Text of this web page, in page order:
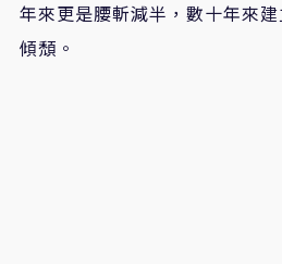
年來更是腰斬減半，數十年來
傾頹。